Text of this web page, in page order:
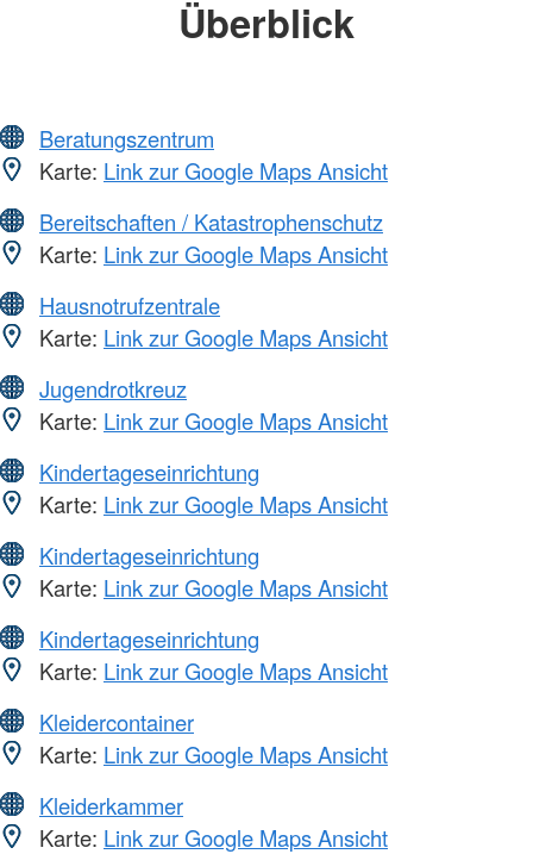
Überblick
Beratungszentrum
Karte: Link zur Google Maps Ansicht
Bereitschaften / Katastrophenschutz
Karte: Link zur Google Maps Ansicht
Hausnotrufzentrale
Karte: Link zur Google Maps Ansicht
Jugendrotkreuz
Karte: Link zur Google Maps Ansicht
Kindertageseinrichtung
Karte: Link zur Google Maps Ansicht
Kindertageseinrichtung
Karte: Link zur Google Maps Ansicht
Kindertageseinrichtung
Karte: Link zur Google Maps Ansicht
Kleidercontainer
Karte: Link zur Google Maps Ansicht
Kleiderkammer
Karte: Link zur Google Maps Ansicht